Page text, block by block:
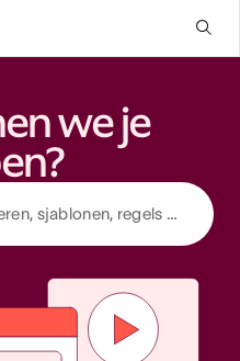
we je